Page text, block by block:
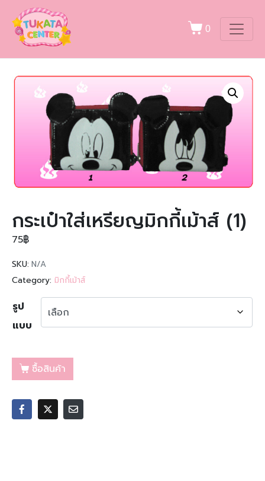
0
กระเป๋าใส่เหรียญมิกกี้เม้าส์ (1)
75฿
SKU: N/A
Category: มิกกี้เม้าส์
รูป
แบบ
ซื้อสินค้า